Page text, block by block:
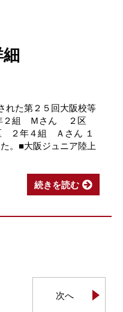
れた第２５回大阪校等
年２組 Ｍさん ２区
年４組 Ａさん １
。■大阪ジュニア陸上
続きを読む
次へ